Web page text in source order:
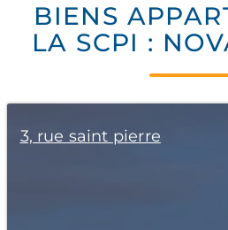
BIENS
LA SCPI :
3, rue saint pierre